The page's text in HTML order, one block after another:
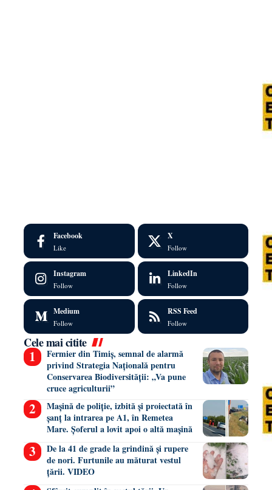
Facebook
Like
X
Follow
Instagram
Follow
LinkedIn
Follow
Medium
Follow
RSS Feed
Follow
Cele mai citite
Fermier din Timiș, semnal de alarmă
privind Strategia Națională pentru
Conservarea Biodiversității: „Va pune
cruce agriculturii”
Mașină de poliție, izbită și proiectată în
șanț la intrarea pe A1, în Remetea
Mare. Șoferul a lovit apoi o altă mașină
De la 41 de grade la grindină și rupere
de nori. Furtunile au măturat vestul
țării. VIDEO